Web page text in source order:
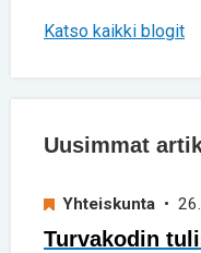
Katso kaikki blogit
Uusimmat
Yhteiskunta •
Turvakodin